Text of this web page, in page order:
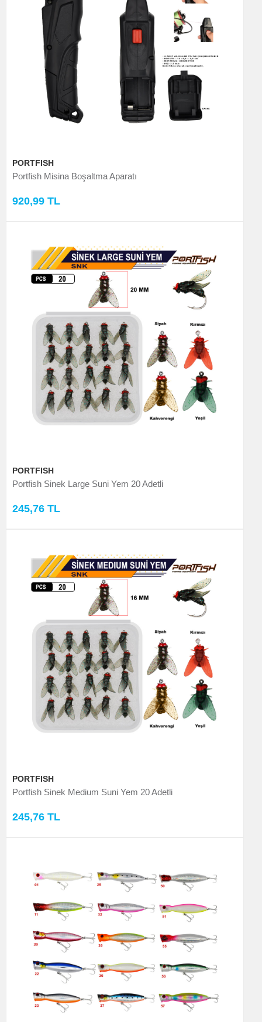
PORTFISH
Portfish Misina Boşaltma Aparatı
920,99 TL
PORTFISH
Portfish Sinek Large Suni Yem 20 Adetli
245,76 TL
PORTFISH
Portfish Sinek Medium Suni Yem 20 Adetli
245,76 TL